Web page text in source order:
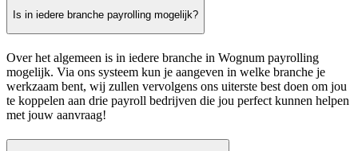
Is in iedere branche payrolling mogelijk?
Over het algemeen is in iedere branche in Wognum payrolling
mogelijk. Via ons systeem kun je aangeven in welke branche je
werkzaam bent, wij zullen vervolgens ons uiterste best doen om jou
te koppelen aan drie payroll bedrijven die jou perfect kunnen helpen
met jouw aanvraag!